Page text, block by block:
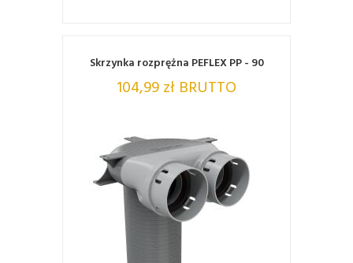
Skrzynka rozprężna PEFLEX PP - 90
104,99 zł BRUTTO